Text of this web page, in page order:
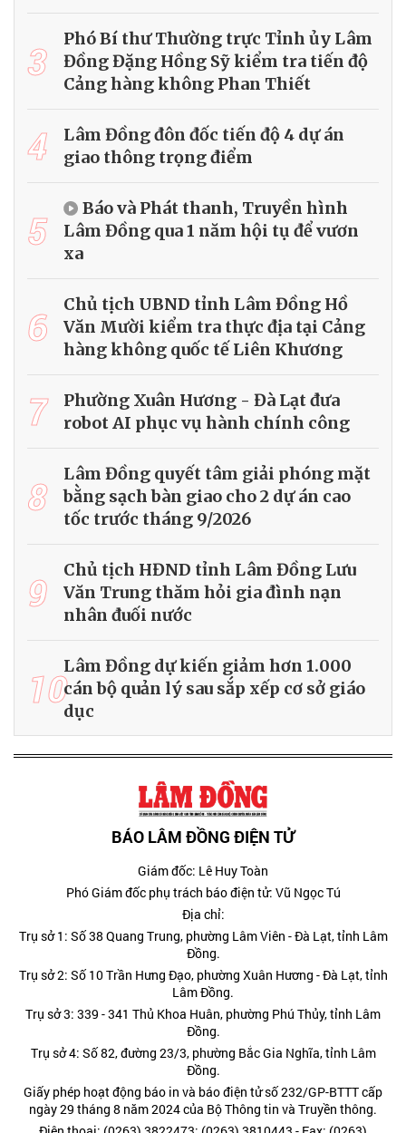
3
Phó Bí thư Thường trực Tỉnh ủy Lâm
Đồng Đặng Hồng Sỹ kiểm tra tiến độ
Cảng hàng không Phan Thiết
4
Lâm Đồng đôn đốc tiến độ 4 dự án
giao thông trọng điểm
5
Báo và Phát thanh, Truyền hình
Lâm Đồng qua 1 năm hội tụ để vươn
xa
6
Chủ tịch UBND tỉnh Lâm Đồng Hồ
Văn Mười kiểm tra thực địa tại Cảng
hàng không quốc tế Liên Khương
7
Phường Xuân Hương - Đà Lạt đưa
robot AI phục vụ hành chính công
8
Lâm Đồng quyết tâm giải phóng mặt
bằng sạch bàn giao cho 2 dự án cao
tốc trước tháng 9/2026
9
Chủ tịch HĐND tỉnh Lâm Đồng Lưu
Văn Trung thăm hỏi gia đình nạn
nhân đuối nước
10Lâm Đồng dự kiến giảm hơn 1.000
cán bộ quản lý sau sắp xếp cơ sở giáo
dục
BÁO LÂM ĐỒNG ĐIỆN TỬ
Giám đốc: Lê Huy Toàn
Phó Giám đốc phụ trách báo điện tử: Vũ Ngọc Tú
Địa chỉ:
Trụ sở 1: Số 38 Quang Trung, phường Lâm Viên - Đà Lạt, tỉnh Lâm
Đồng.
Trụ sở 2: Số 10 Trần Hưng Đạo, phường Xuân Hương - Đà Lạt, tỉnh
Lâm Đồng.
Trụ sở 3: 339 - 341 Thủ Khoa Huân, phường Phú Thủy, tỉnh Lâm
Đồng.
Trụ sở 4: Số 82, đường 23/3, phường Bắc Gia Nghĩa, tỉnh Lâm
Đồng.
Giấy phép hoạt động báo in và báo điện tử số 232/GP-BTTT cấp
ngày 29 tháng 8 năm 2024 của Bộ Thông tin và Truyền thông.